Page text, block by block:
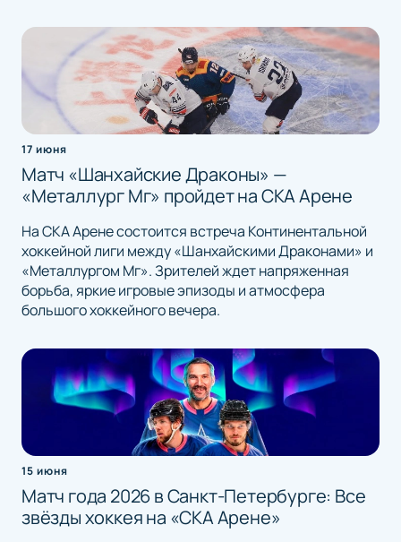
17 июня
Матч «Шанхайские Драконы» —
«Металлург Мг» пройдет на СКА Арене
На СКА Арене состоится встреча Континентальной
хоккейной лиги между «Шанхайскими Драконами» и
«Металлургом Мг». Зрителей ждет напряженная
борьба, яркие игровые эпизоды и атмосфера
большого хоккейного вечера.
15 июня
Матч года 2026 в Санкт-Петербурге: Все
звёзды хоккея на «СКА Арене»